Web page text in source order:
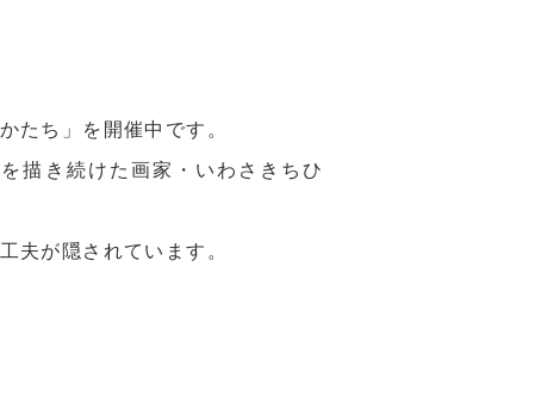
ち」を開催中です。
描き続けた画家・いわさきちひ
夫が隠されています。